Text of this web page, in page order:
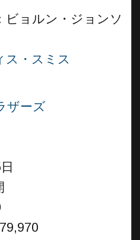
ビョルン・ジョンソ
ス・スミス
ザーズ